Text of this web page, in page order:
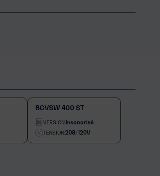
BGVSW 400 ST
VERSION:Insonorisé
TENSION:208/120V